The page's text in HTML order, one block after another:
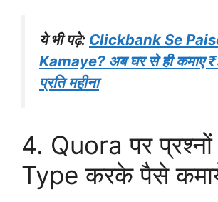
ये भी पढ़े: Clickbank Se
Kamaye? अब घर से ही कमाए
प्रति महीना
4. Quora पर
Type करके पैसे